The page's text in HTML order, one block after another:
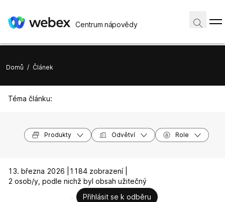
Centrum nápovědy
Domů / Článek
Téma článku:
Produkty Odvětví Role
13. března 2026 |
1184 zobrazení |
2 osob/y, podle nichž byl obsah užitečný
Přihlásit se k odběru